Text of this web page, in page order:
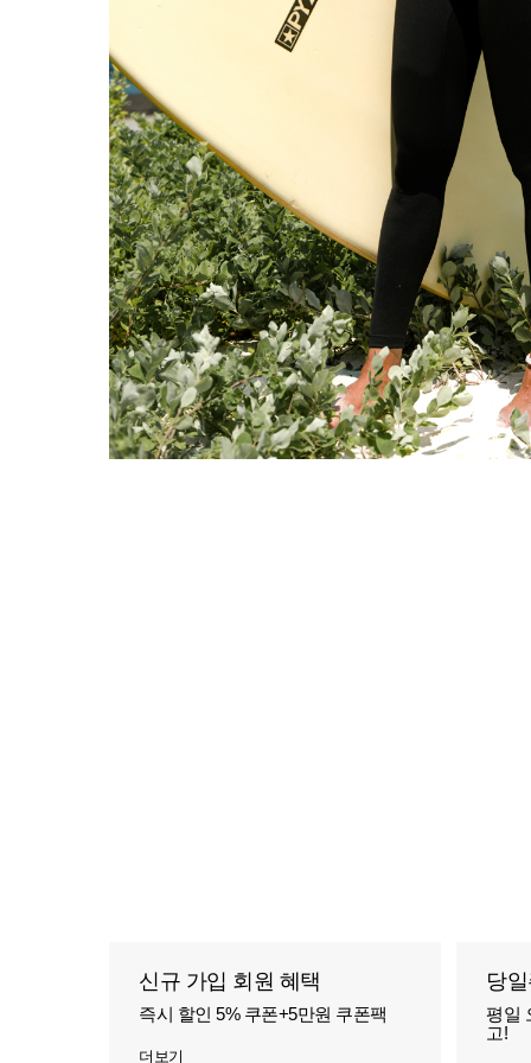
신규 가입 회원 혜택
즉시 할인 5% 쿠폰+5만원 쿠폰팩
더보기
당
평일
고!